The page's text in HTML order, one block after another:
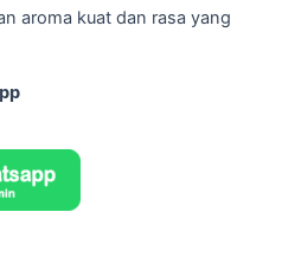
aroma kuat dan rasa yang